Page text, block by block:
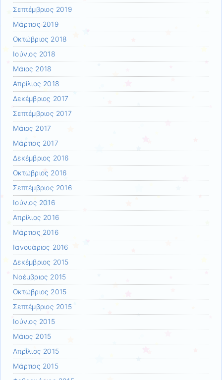
Σεπτέμβριος 2019
Μάρτιος 2019
Οκτώβριος 2018
Ιούνιος 2018
Μάιος 2018
Απρίλιος 2018
Δεκέμβριος 2017
Σεπτέμβριος 2017
Μάιος 2017
Μάρτιος 2017
Δεκέμβριος 2016
Οκτώβριος 2016
Σεπτέμβριος 2016
Ιούνιος 2016
Απρίλιος 2016
Μάρτιος 2016
Ιανουάριος 2016
Δεκέμβριος 2015
Νοέμβριος 2015
Οκτώβριος 2015
Σεπτέμβριος 2015
Ιούνιος 2015
Μάιος 2015
Απρίλιος 2015
Μάρτιος 2015